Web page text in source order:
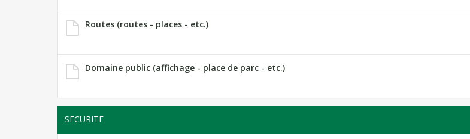
Routes (routes - places - etc.)
Domaine public (affichage - place de parc - etc.)
SECURITE